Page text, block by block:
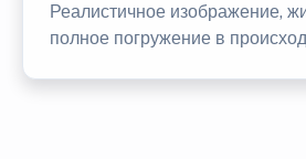
Реалистичное изображение,
полное погружение в